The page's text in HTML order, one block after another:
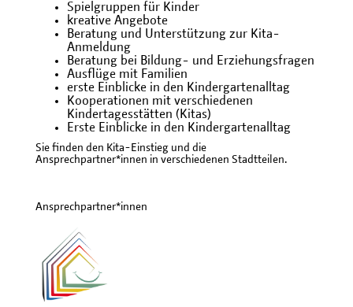
Spielgruppen für Kinder
kreative Angebote
Beratung und Unterstützung zur Kita-
Anmeldung
Beratung bei Bildung- und Erziehungsfragen
Ausflüge mit Familien
erste Einblicke in den Kindergartenalltag
Kooperationen mit verschiedenen
Kindertagesstätten (Kitas)
Erste Einblicke in den Kindergartenalltag
Sie finden den Kita-Einstieg und die
Ansprechpartner*innen in verschiedenen Stadtteilen.
Ansprechpartner*innen